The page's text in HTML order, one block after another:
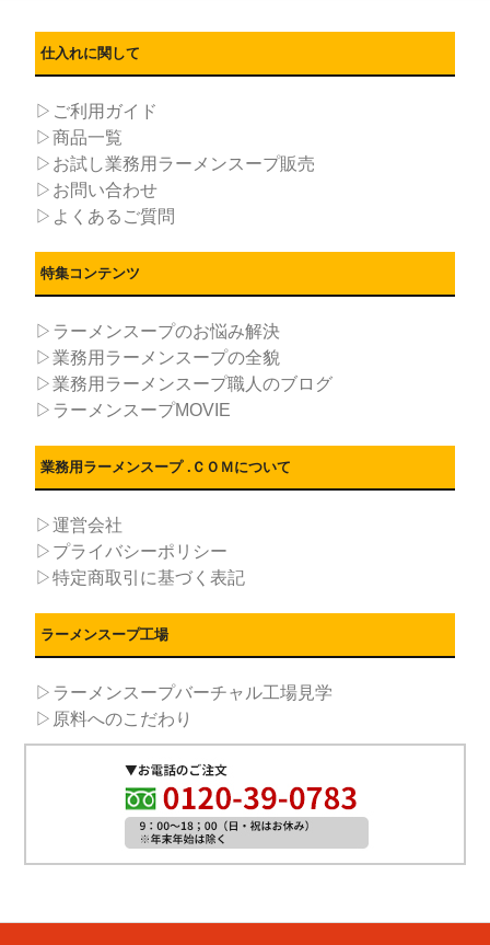
仕入れに関して
▷ご利用ガイド
▷商品一覧
▷お試し業務用ラーメンスープ販売
▷お問い合わせ
▷よくあるご質問
特集コンテンツ
▷ラーメンスープのお悩み解決
▷業務用ラーメンスープの全貌
▷業務用ラーメンスープ職人のブログ
▷ラーメンスープMOVIE
業務用ラーメンスープ .ＣＯＭについて
▷運営会社
▷プライバシーポリシー
▷特定商取引に基づく表記
ラーメンスープ工場
▷ラーメンスープバーチャル工場見学
▷原料へのこだわり